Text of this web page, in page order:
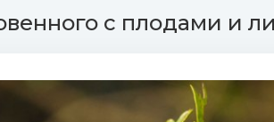
с плодами и